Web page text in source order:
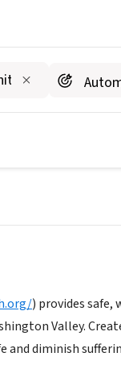
) provides
Valley.
diminish